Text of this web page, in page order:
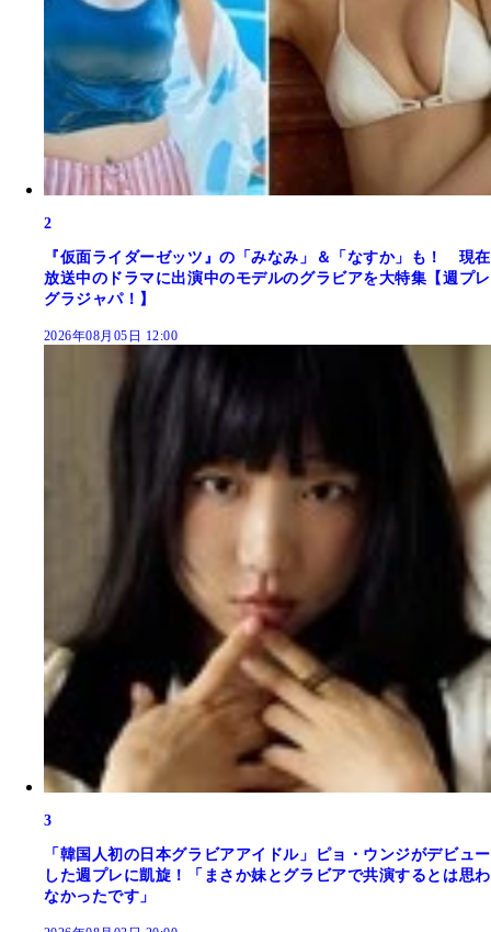
2
『仮面ライダーゼッツ』の「みなみ」＆「なすか」も！ 現在
放送中のドラマに出演中のモデルのグラビアを大特集【週プレ
グラジャパ！】
2026年08月05日 12:00
3
「韓国人初の日本グラビアアイドル」ピョ・ウンジがデビュー
した週プレに凱旋！「まさか妹とグラビアで共演するとは思わ
なかったです」